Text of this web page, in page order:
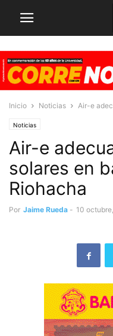
Inicio Noticias Air-e
Noticias
Air-e
solares en
Riohacha
Por Jaime Rueda - 10